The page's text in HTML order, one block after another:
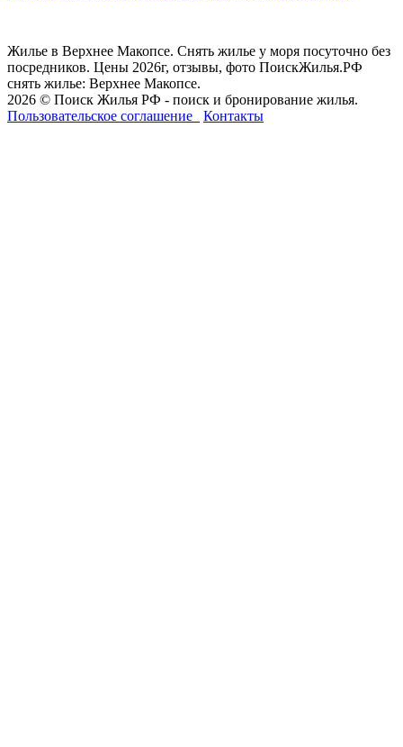
Жилье в Верхнее Макопсе. Снять жилье у моря посуточно без
посредников. Цены 2026г, отзывы, фото ПоискЖилья.РФ
снять жилье: Верхнее Макопсе.
2026 © Поиск Жилья РФ - поиск и бронирование жилья.
Пользовательское соглашение
Контакты